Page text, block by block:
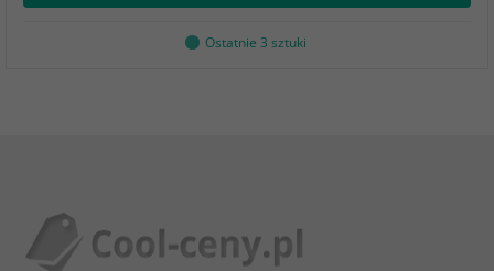
Ostatnie 3 sztuki